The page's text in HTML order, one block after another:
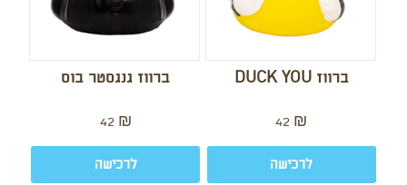
ברווז גנגסטר בוס
42 ₪
לרכישה
ברווז DUCK YOU
42 ₪
לרכישה